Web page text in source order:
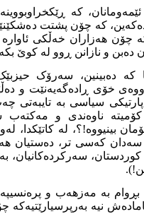
کە
کە چۆن پشتت
چۆن هەزاران خەڵکی ئاوارە
دەبن و نازانن ڕوو لە کوێ
کە دەبینین، سەرۆک
خۆی ڕادەگەیەنێت و
سیاسی بە تایبەتی
ناوەندی و مەکتەب
بینیووە!؟، لە کاتێکدا،
سەدان کەسی تر، دەستیان
سەرکردەکانیان،
بە مەزهەب و پرەنسیپە
نیە